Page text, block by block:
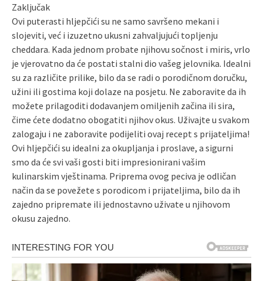
Zaključak
Ovi puterasti hljepčići su ne samo savršeno mekani i
slojeviti, već i izuzetno ukusni zahvaljujući topljenju
cheddara. Kada jednom probate njihovu sočnost i miris, vrlo
je vjerovatno da će postati stalni dio vašeg jelovnika. Idealni
su za različite prilike, bilo da se radi o porodičnom doručku,
užini ili gostima koji dolaze na posjetu. Ne zaboravite da ih
možete prilagoditi dodavanjem omiljenih začina ili sira,
čime ćete dodatno obogatiti njihov okus. Uživajte u svakom
zalogaju i ne zaboravite podijeliti ovaj recept s prijateljima!
Ovi hljepčići su idealni za okupljanja i proslave, a sigurni
smo da će svi vaši gosti biti impresionirani vašim
kulinarskim vještinama. Priprema ovog peciva je odličan
način da se povežete s porodicom i prijateljima, bilo da ih
zajedno pripremate ili jednostavno uživate u njihovom
okusu zajedno.